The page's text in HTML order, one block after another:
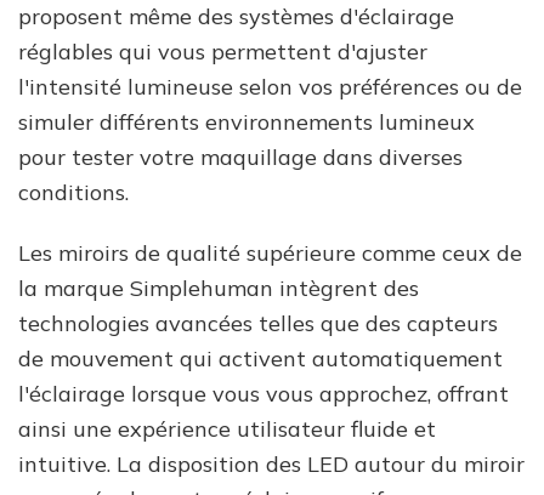
proposent même des systèmes d'éclairage
réglables qui vous permettent d'ajuster
l'intensité lumineuse selon vos préférences ou de
simuler différents environnements lumineux
pour tester votre maquillage dans diverses
conditions.
Les miroirs de qualité supérieure comme ceux de
la marque Simplehuman intègrent des
technologies avancées telles que des capteurs
de mouvement qui activent automatiquement
l'éclairage lorsque vous vous approchez, offrant
ainsi une expérience utilisateur fluide et
intuitive. La disposition des LED autour du miroir